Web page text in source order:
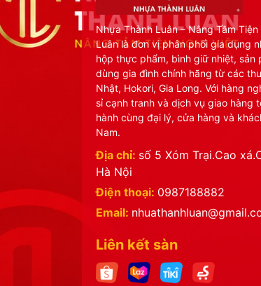
Nhựa Thành Luân – Nâng Tầm
Luân là đơn vị phân phối gia dụng
hộp thực phẩm, bình giữ nhiệt, sản
dùng gia đình chính hãng từ các
Nhật, Hokori, Gia Long. Với hàng
sỉ cạnh tranh và dịch vụ giao hàng
hành cùng đại lý, cửa hàng và
Nam.
Địa chỉ: số 5 Xóm Trại.Cao
Hà Nội
Điện thoại: 0987188882
Email:
Liên kết sàn